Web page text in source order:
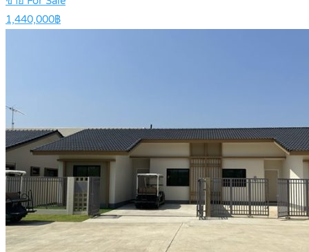
1,440,000฿